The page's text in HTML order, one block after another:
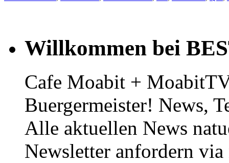
Willkommen bei
Cafe Moabit +
Buergermeister! News,
Alle aktuellen News
Newsletter anfordern